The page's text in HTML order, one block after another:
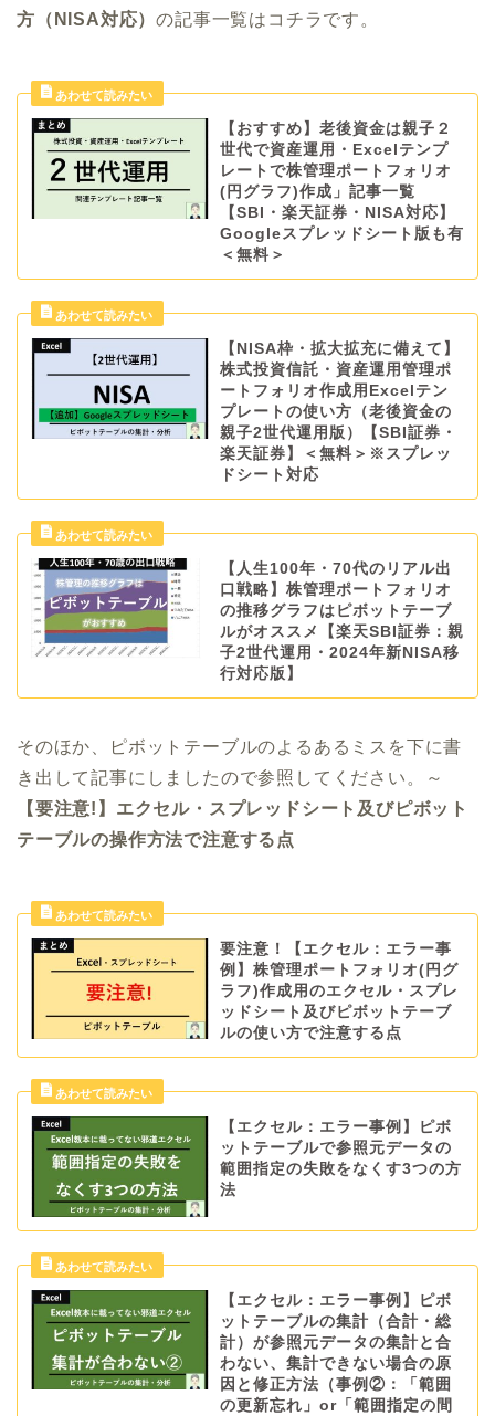
方（NISA対応）の記事一覧はコチラです。
【おすすめ】老後資金は親子２
世代で資産運用・Excelテンプ
レートで株管理ポートフォリオ
(円グラフ)作成」記事一覧
【SBI・楽天証券・NISA対応】
Googleスプレッドシート版も有
＜無料＞
【NISA枠・拡大拡充に備えて】
株式投資信託・資産運用管理ポ
ートフォリオ作成用Excelテン
プレートの使い方（老後資金の
親子2世代運用版）【SBI証券・
楽天証券】＜無料＞※スプレッ
ドシート対応
【人生100年・70代のリアル出
口戦略】株管理ポートフォリオ
の推移グラフはピボットテーブ
ルがオススメ【楽天SBI証券：親
子2世代運用・2024年新NISA移
行対応版】
そのほか、ピボットテーブルのよるあるミスを下に書
き出して記事にしましたので参照してください。～
【要注意!】エクセル・スプレッドシート及びピボット
テーブルの操作方法で注意する点
要注意！【エクセル：エラー事
例】株管理ポートフォリオ(円グ
ラフ)作成用のエクセル・スプレ
ッドシート及びピボットテーブ
ルの使い方で注意する点
【エクセル：エラー事例】ピボ
ットテーブルで参照元データの
範囲指定の失敗をなくす3つの方
法
【エクセル：エラー事例】ピボ
ットテーブルの集計（合計・総
計）が参照元データの集計と合
わない、集計できない場合の原
因と修正方法（事例②：「範囲
の更新忘れ」or「範囲指定の間